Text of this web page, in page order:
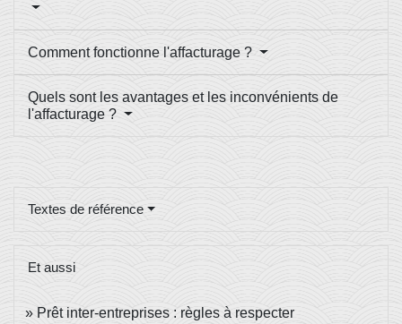
Comment fonctionne l'affacturage ?
Quels sont les avantages et les inconvénients de
l'affacturage ?
Textes de référence
Et aussi
Prêt inter-entreprises : règles à respecter